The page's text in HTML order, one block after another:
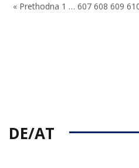
« Prethodna 1 … 607 608 609
DE/AT